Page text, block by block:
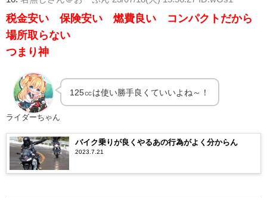
税金安い 保険安い 燃費良い コンパクトだから
場所取らない
つまり神
ライダーちゃん
125㏄は使い勝手良くていいよね～！
バイク乗りが良くやるあの行為がよく分からん
2023.7.21